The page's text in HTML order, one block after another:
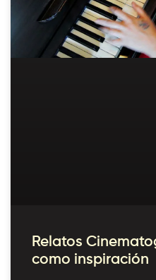
Relatos
como inspiración